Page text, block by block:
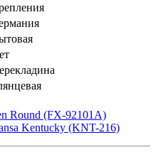
Round (FX-92101A)
Kentucky (KNT-216)